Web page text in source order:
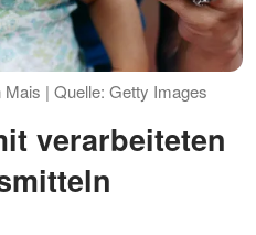
| Quelle: Getty Images